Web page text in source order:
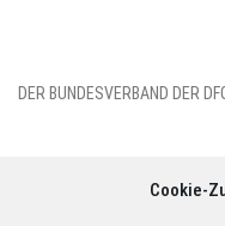
Cookie-
DER BUNDESVERBAND DER